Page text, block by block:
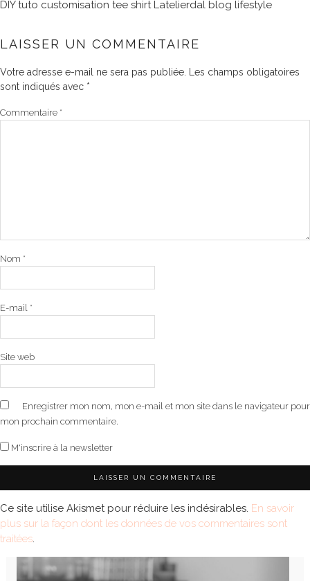
DIY tuto customisation tee shirt Latelierdal blog lifestyle
LAISSER UN COMMENTAIRE
Votre adresse e-mail ne sera pas publiée.
Les champs obligatoires
sont indiqués avec *
Commentaire *
Nom *
E-mail *
Site web
Enregistrer mon nom, mon e-mail et mon site dans le navigateur pour
mon prochain commentaire.
M'inscrire à la newsletter
Ce site utilise Akismet pour réduire les indésirables. En savoir
plus sur la façon dont les données de vos commentaires sont
traitées.